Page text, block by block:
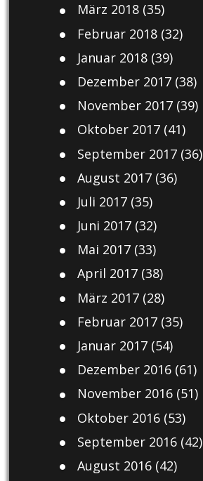
März 2018(35)
Februar 2018(32)
Januar 2018(39)
Dezember 2017(38)
November 2017(39)
Oktober 2017(41)
September 2017(36)
August 2017(36)
Juli 2017(35)
Juni 2017(32)
Mai 2017(33)
April 2017(38)
März 2017(28)
Februar 2017(35)
Januar 2017(54)
Dezember 2016(61)
November 2016(51)
Oktober 2016(53)
September 2016(42)
August 2016(42)